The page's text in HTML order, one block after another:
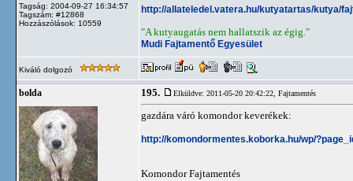
Tagság: 2004-09-27 16:34:57
Tagszám: #12868
Hozzászólások: 10559
http://allateledel.vatera.hu/kutyatartas/kutya/
"A kutyaugatás nem hallatszik az égig."
Mudi Fajtamentő Egyesület
Kiváló dolgozó
bolda 195. Elküldve: 2011-05-20 20:42:22, Fajtamentés
gazdára váró komondor keverékek:
http://komondormentes.koborka.hu/wp/
Komondor Fajtamentés